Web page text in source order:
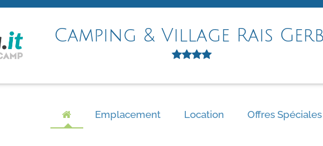
Camping & Village Rais
Emplacement Location Offres Spéciales